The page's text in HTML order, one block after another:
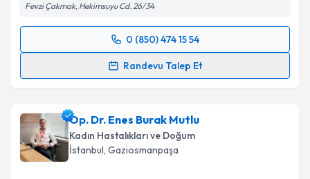
Fevzi Çakmak, Hekimsuyu Cd. 26/34
0 (850) 474 15 54
Randevu Talep Et
Randevu Takvimi Talebi
için bir takvim hazırlandığında e-posta ile
bilgilendireceğiz.
E-posta Adresiniz
Op. Dr. Enes Burak Mutlu
Kadın Hastalıkları ve Doğum
İstanbul, Gaziosmanpaşa